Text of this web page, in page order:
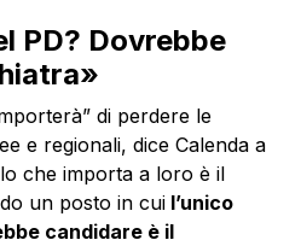
PD? Dovrebbe
di perdere le
e regionali, dice Calenda a
che importa a loro è il
un posto in cui l’unico
candidare è il